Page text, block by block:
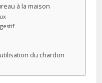
à la maison
du chardon